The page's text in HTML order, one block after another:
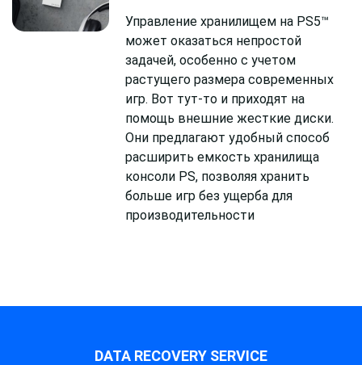
Управление хранилищем на PS5™
может оказаться непростой
задачей, особенно с учетом
растущего размера современных
игр. Вот тут-то и приходят на
помощь внешние жесткие диски.
Они предлагают удобный способ
расширить емкость хранилища
консоли PS, позволяя хранить
больше игр без ущерба для
производительности
DATA RECOVERY SERVICE